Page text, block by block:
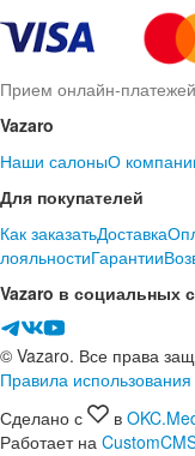
Прием онлайн-
Vazaro
Наши салоныО
Для покупателей
Как заказатьДоставка
лояльностиГарантии
Vazaro в социальных
© Vazaro. Все права
Правила использования
Сделано с
в
Работает на